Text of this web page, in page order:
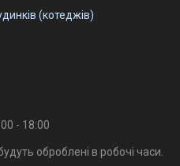
(котеджів)
- 18:00
оброблені в робочі часи.